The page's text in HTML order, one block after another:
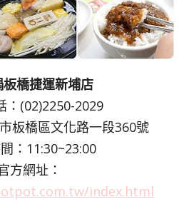
橋捷運新埔店
：(02)2250-2029
板橋區文化路一段360號
：11:30~23:00
方網址：
index.html